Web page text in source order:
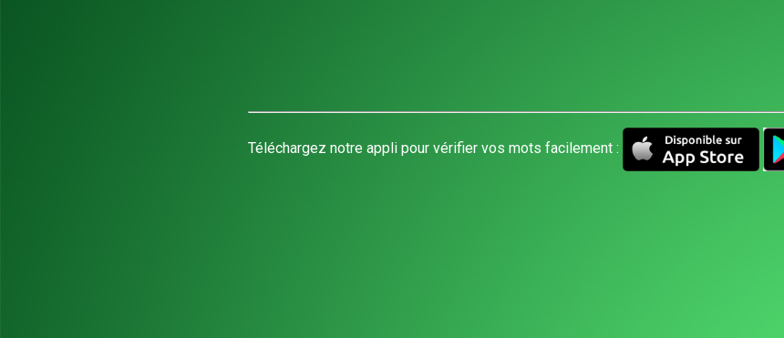
Téléchargez notre appli pour vérifier vos mots facilement :